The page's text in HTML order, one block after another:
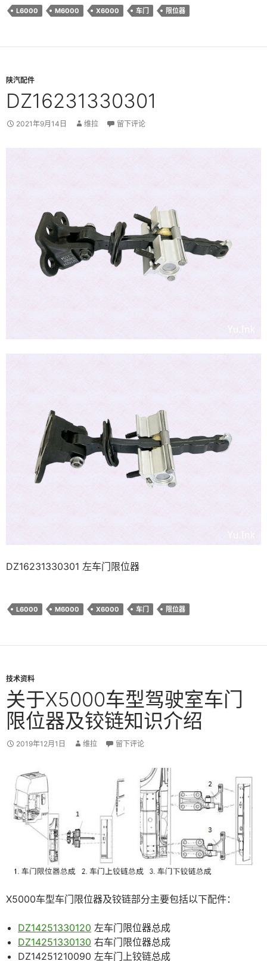
L6000 M6000 X6000 车门 限位器
陕汽配件
DZ16231330301
2021年9月14日 维拉 留下评论
DZ16231330301 左车门限位器
L6000 M6000 X6000 车门 限位器
技术资料
关于X5000车型驾驶室车门
限位器及铰链知识介绍
2019年12月1日 维拉 留下评论
X5000车型车门限位器及铰链部分主要包括以下配件：
DZ14251330120 左车门限位器总成
DZ14251330130 右车门限位器总成
DZ14251210090 左车门上铰链总成